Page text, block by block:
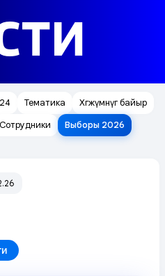
Тематика
Хөгжүмнүг байыр
Сотрудники Выборы 2026